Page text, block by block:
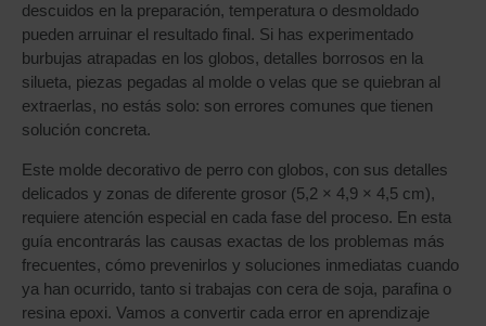
descuidos en la preparación, temperatura o desmoldado
pueden arruinar el resultado final. Si has experimentado
burbujas atrapadas en los globos, detalles borrosos en la
silueta, piezas pegadas al molde o velas que se quiebran al
extraerlas, no estás solo: son errores comunes que tienen
solución concreta.
Este molde decorativo de perro con globos, con sus detalles
delicados y zonas de diferente grosor (5,2 × 4,9 × 4,5 cm),
requiere atención especial en cada fase del proceso. En esta
guía encontrarás las causas exactas de los problemas más
frecuentes, cómo prevenirlos y soluciones inmediatas cuando
ya han ocurrido, tanto si trabajas con cera de soja, parafina o
resina epoxi. Vamos a convertir cada error en aprendizaje